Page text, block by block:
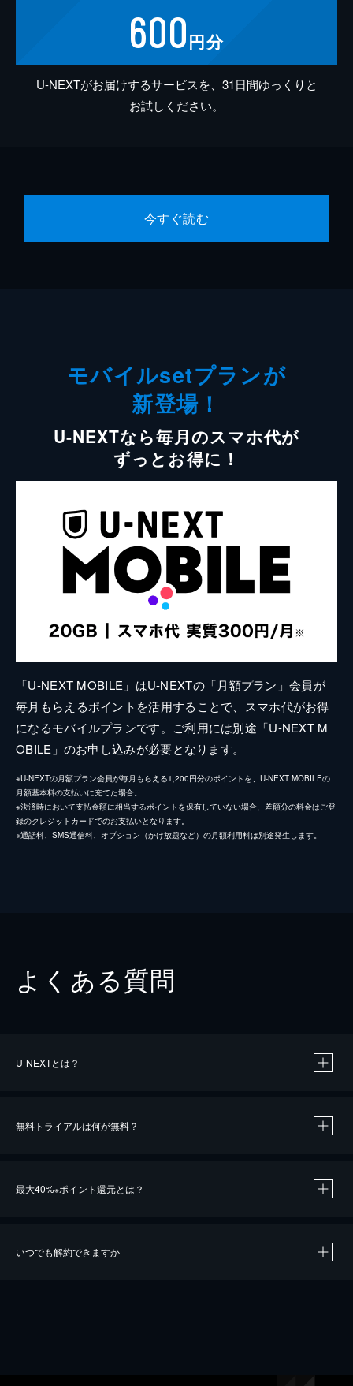
600円分
U-NEXTがお届けするサービスを、31日間ゆっくりと
お試しください。
今すぐ読む
モバイルsetプランが
新登場！
U-NEXTなら毎月のスマホ代が
ずっとお得に！
「U-NEXT MOBILE」はU-NEXTの「月額プラン」会員が
毎月もらえるポイントを活用することで、スマホ代がお得
になるモバイルプランです。ご利用には別途「U-NEXT M
OBILE」のお申し込みが必要となります。
※U-NEXTの月額プラン会員が毎月もらえる1,200円分のポイントを、U-NEXT MOBILEの
月額基本料の支払いに充てた場合。
※決済時において支払金額に相当するポイントを保有していない場合、差額分の料金はご登
録のクレジットカードでのお支払いとなります。
※通話料、SMS通信料、オプション（かけ放題など）の月額利用料は別途発生します。
よくある質問
U-NEXTとは？
無料トライアルは何が無料？
最大40%※ポイント還元とは？
いつでも解約できますか